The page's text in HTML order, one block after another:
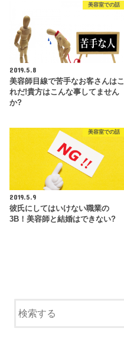
美容室での話
2019.5.8
美容師目線で苦手なお客さんはこ
れだ!貴方はこんな事してません
か?
美容室での話
2019.5.9
彼氏にしてはいけない職業の
3B！美容師と結婚はできない?